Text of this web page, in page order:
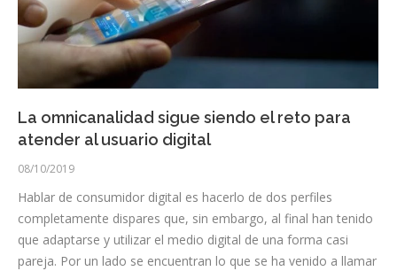
La omnicanalidad sigue siendo el reto para
atender al usuario digital
08/10/2019
Hablar de consumidor digital es hacerlo de dos perfiles
completamente dispares que, sin embargo, al final han tenido
que adaptarse y utilizar el medio digital de una forma casi
pareja. Por un lado se encuentran lo que se ha venido a llamar